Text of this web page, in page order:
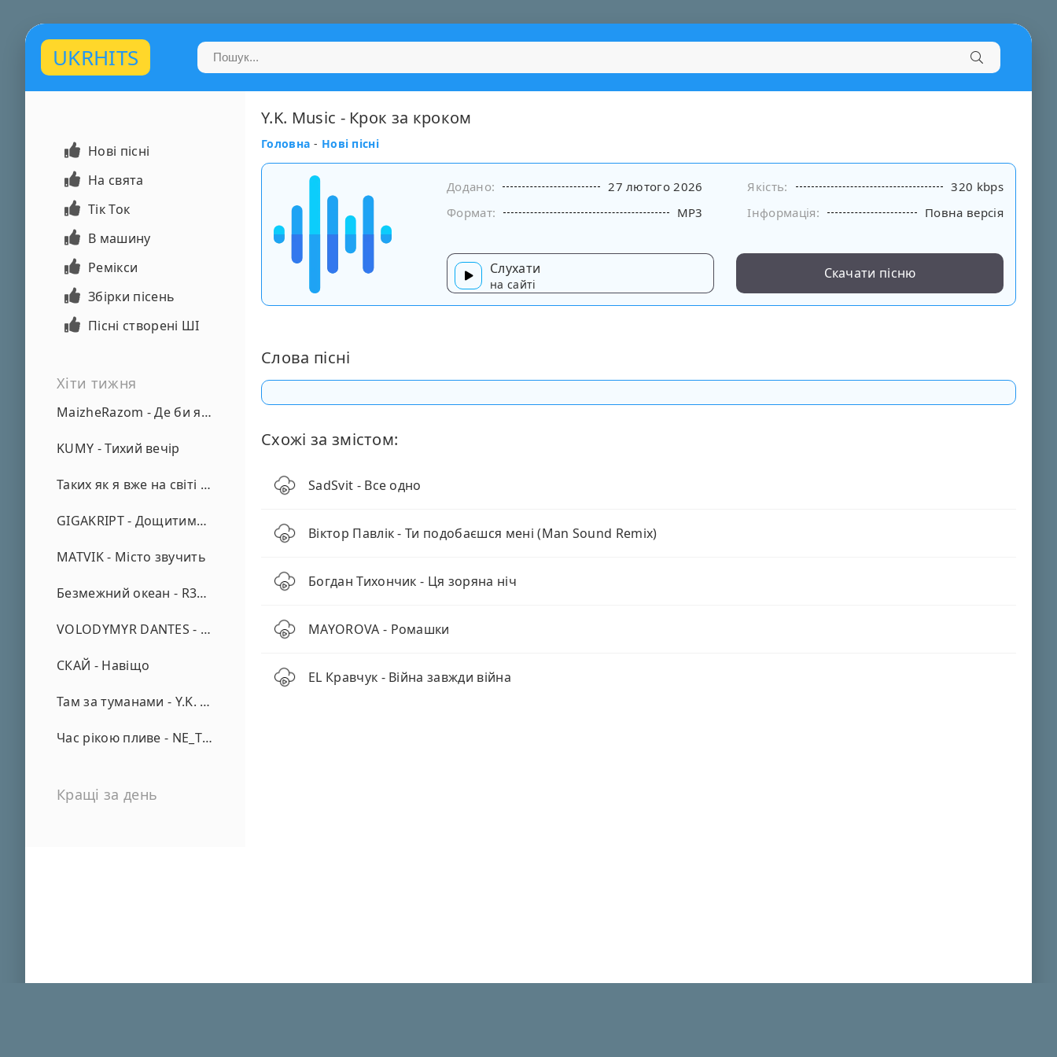
UKRHITS
Нові пісні
На свята
Тік Ток
В машину
Ремікси
Збірки пісень
Пісні створені ШІ
Хіти тижня
MaizheRazom - Де би я не був
KUMY - Тихий вечір
Таких як я вже на світі нема - А. Малярник
GIGAKRIPT - Дощитиме зима
MATVIK - Місто звучить
Безмежний океан - R3phase
VOLODYMYR DANTES - Просто кохаю (REMIX)
СКАЙ - Навіщо
Там за туманами - Y.K. Music
Час рікою пливе - NE_TVOYA_MRIYA
Кращі за день
Y.K. Music - Крок за кроком
Головна - Нові пісні
Додано: 27 лютого 2026 Якість:
320 kbps
Формат:
MP3 Інформація: Повна версія
Слухати
на сайті
Скачати пісню
Слова пісні
Схожі за змістом:
SadSvit - Все одно
Віктор Павлік - Ти подобаєшся мені (Man Sound Remix)
Богдан Тихончик - Ця зоряна ніч
MAYOROVA - Ромашки
EL Кравчук - Війна завжди війна